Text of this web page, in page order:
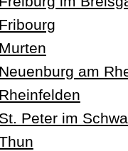
Fribourg
Murten
Neuenburg am
Rheinfelden
St. Peter im